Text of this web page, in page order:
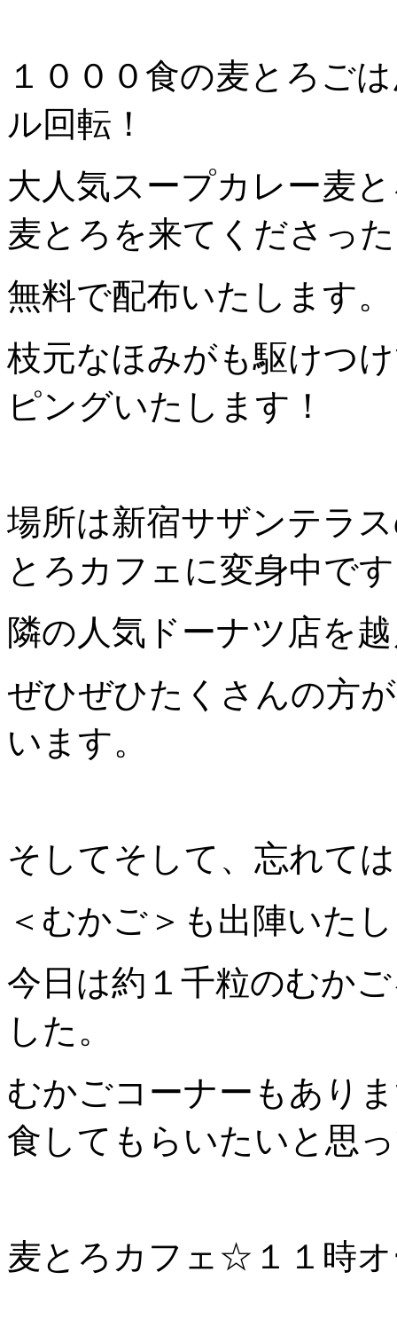
１０００食の麦とろご
ル回転！
大人気スープカレー麦
麦とろを来てくださっ
無料で配布いたします。
枝元なほみがも駆けつ
ピングいたします！
場所は新宿サザンテラ
とろカフェに変身中で
隣の人気ドーナツ店を
ぜひぜひたくさんの方
います。
そしてそして、忘れて
＜むかご＞も出陣いた
今日は約１千粒のむか
した。
むかごコーナーもあり
食してもらいたいと思
麦とろカフェ☆１１時